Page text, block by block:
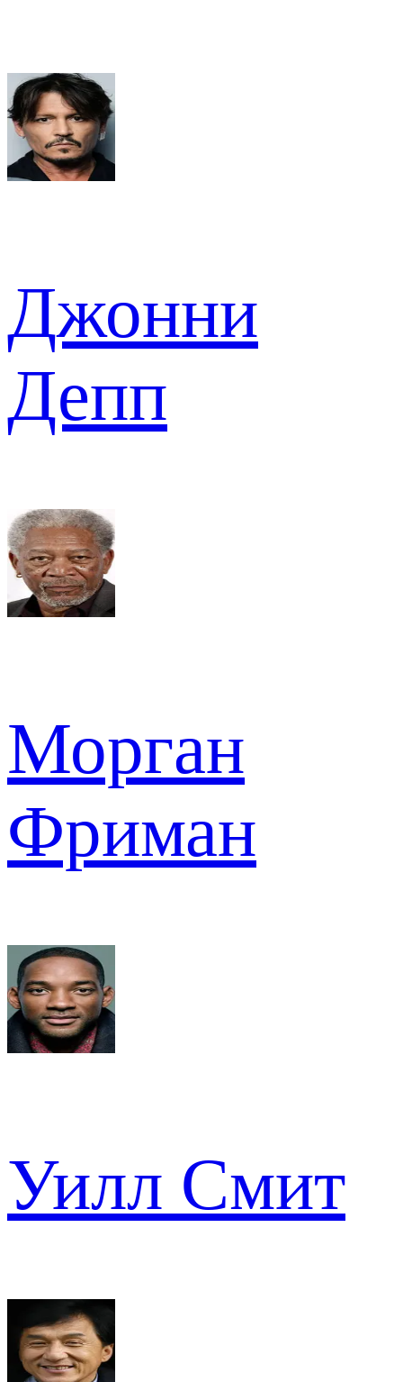
Джонни
Депп
Морган
Фриман
Уилл Смит